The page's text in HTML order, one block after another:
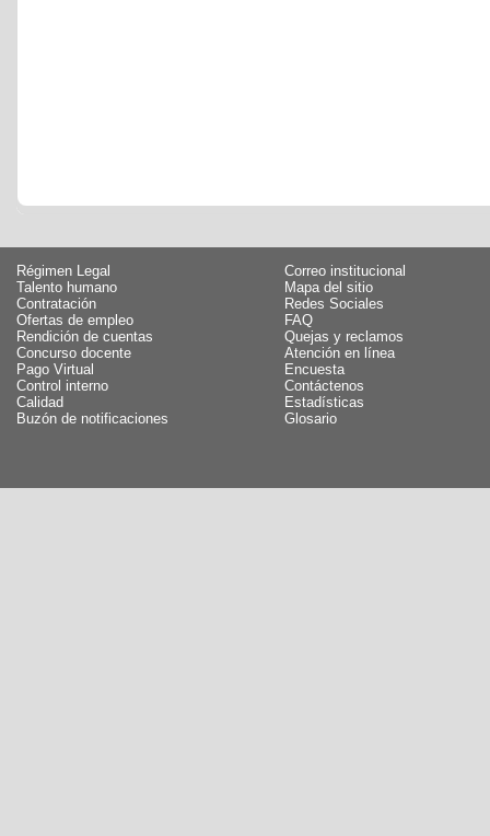
Régimen Legal
Talento humano
Contratación
Ofertas de empleo
Rendición de cuentas
Concurso docente
Pago Virtual
Control interno
Calidad
Buzón de notificaciones
Correo institucional
Mapa del sitio
Redes Sociales
FAQ
Quejas y reclamos
Atención en línea
Encuesta
Contáctenos
Estadísticas
Glosario